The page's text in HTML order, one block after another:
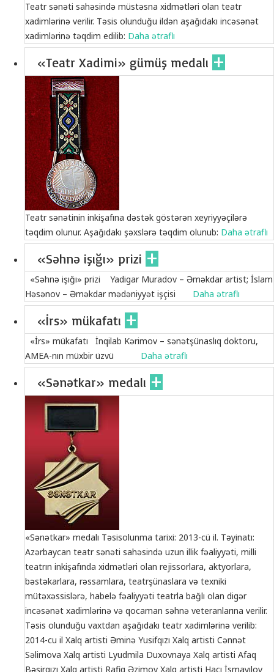
Teatr sənəti sahəsində müstəsna xidmətləri olan teatr
xadimlərinə verilir. Təsis olunduğu ildən aşağıdakı incəsənət
xadimlərinə təqdim edilib: Daha ətraflı
«Teatr Xadimi» gümüş medalı
Teatr sənətinin inkişafına dəstək göstərən xeyriyyəçilərə
təqdim olunur. Aşağıdakı şəxslərə təqdim olunub: Daha ətraflı
«Səhnə işığı» prizi
«Səhnə işığı» prizi Yadigar Muradov – Əməkdar artist; İslam
Həsənov – Əməkdar mədəniyyət işçisi Daha ətraflı
«İrs» mükafatı
«İrs» mükafatı İnqilab Kərimov – sənətşünaslıq doktoru,
AMEA-nın müxbir üzvü Daha ətraflı
«Sənətkar» medalı
«Sənətkar» medalı Təsisolunma tarixi: 2013-cü il. Təyinatı:
Azərbaycan teatr sənəti sahəsində uzun illik fəaliyyəti, milli
teatrın inkişafında xidmətləri olan rejissorlara, aktyorlara,
bəstəkarlara, rəssamlara, teatrşünaslara və texniki
mütəxəssislərə, habelə fəaliyyəti teatrla bağlı olan digər
incəsənət xadimlərinə və qocaman səhnə veteranlarına verilir.
Təsis olunduğu vaxtdan aşağıdakı teatr xadimlərinə verilib:
2014-cu il Xalq artisti Əminə Yusifqızı Xalq artisti Cənnət
Səlimova Xalq artisti Lyudmila Duxovnaya Xalq artisti Afaq
Bəşirqızı Xalq artisti Rafiq Əzimov Xalq artisti Hacı İsmayılov